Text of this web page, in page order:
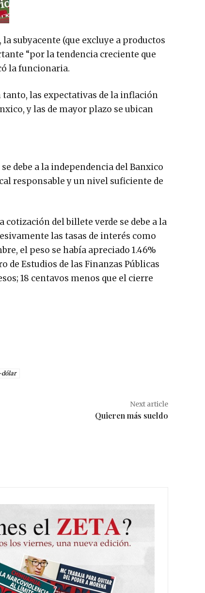
subyacente (que excluye a productos
“por la tendencia creciente que
la funcionaria.
tanto, las expectativas de la inflación
y las de mayor plazo se ubican
debe a la independencia del Banxico
responsable y un nivel suficiente de
del billete verde se debe a la
las tasas de interés como
el peso se había apreciado 1.46%
de Estudios de las Finanzas Públicas
18 centavos menos que el cierre
dólar
Next article
Quieren más sueldo